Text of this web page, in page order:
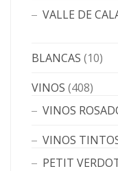
VALLE DE
BLANCAS (10)
VINOS (408)
VINOS
VINOS
PETIT